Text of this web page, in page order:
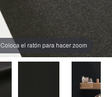
Coloca el ratón para hacer zoom